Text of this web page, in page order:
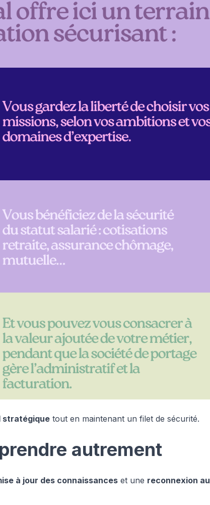
stratégique tout en maintenant un filet de sécurité.
autrement
à jour des connaissances et une reconnexion au